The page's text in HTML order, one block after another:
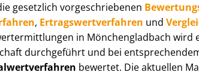
gesetzlich vor­ge­schrie­be­nen
, Er­trags­wert­ver­fah­ren und
in Mönchengladbach wird
durchgeführt und bei
bewertet. Die aktuellen